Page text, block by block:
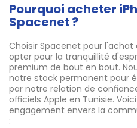
Pourquoi acheter
Spacenet ?
Choisir Spacenet pour l'achat
opter pour la tranquillité
premium de bout en bout.
notre stock permanent pour
par notre relation de
officiels Apple en Tunisie.
engagement envers la
: